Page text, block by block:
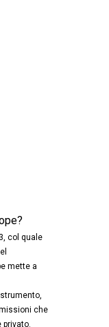
col quale
mette a
che
privato.